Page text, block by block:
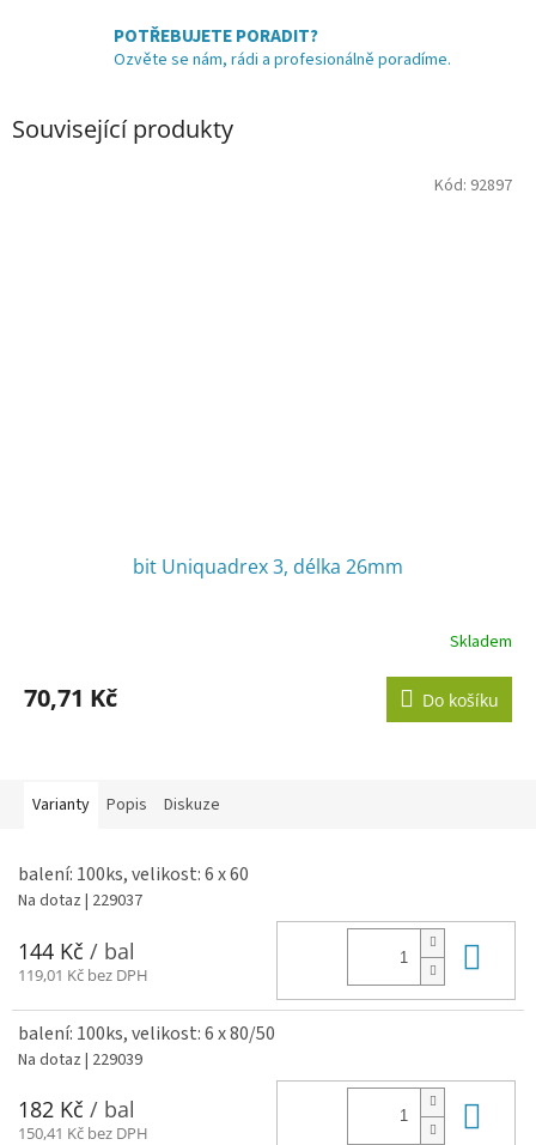
POTŘEBUJETE PORADIT?
Ozvěte se nám, rádi a profesionálně poradíme.
Související produkty
bit Uniquadrex 3, délka 26mm
Skladem
70,71 Kč Do košíku
Kód: 92897
Varianty Popis Diskuze
balení: 100ks, velikost: 6 x 60
Na dotaz | 229037
144 Kč / bal
119,01 Kč bez DPH
balení: 100ks, velikost: 6 x 80/50
Na dotaz | 229039
182 Kč / bal
150,41 Kč bez DPH